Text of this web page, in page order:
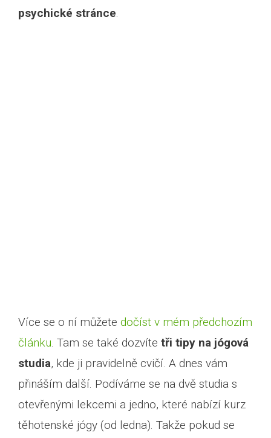
psychické stránce.
Více se o ní můžete dočíst v mém předchozím
článku. Tam se také dozvíte tři tipy na jógová
studia, kde ji pravidelně cvičí. A dnes vám
přináším další. Podíváme se na dvě studia s
otevřenými lekcemi a jedno, které nabízí kurz
těhotenské jógy (od ledna). Takže pokud se